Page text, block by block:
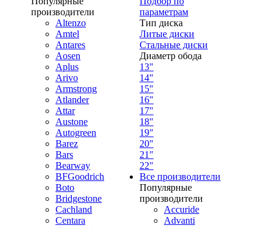
производители
Altenzo
Amtel
Antares
Aosen
Aplus
Arivo
Armstrong
Atlander
Attar
Austone
Autogreen
Barez
Bars
Bearway
BFGoodrich
Boto
Bridgestone
Cachland
Centara
параметрам
Тип диска
Литые диски
Стальные диски
Диаметр обода
13"
14"
15"
16"
17"
18"
19"
20"
21"
22"
Все производители
Популярные
производители
Accuride
Advanti